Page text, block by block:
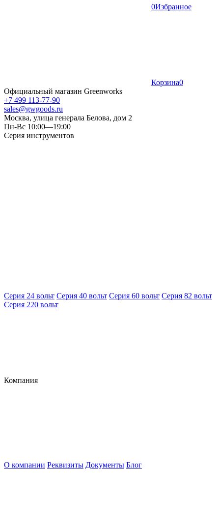
0Избранное
Корзина0
Официальный магазин Greenworks
+7 499 113-77-90
sales@gwgoods.ru
Москва, улица генерала Белова, дом 2
Пн-Вс 10:00—19:00
Серия инструментов
Серия 24 вольт Серия 40 вольт Серия 60 вольт Серия 82 вольт
Серия 220 вольт
Компания
О компании Реквизиты Документы Блог